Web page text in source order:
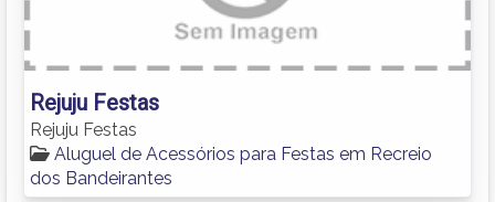
Rejuju Festas
Rejuju Festas
Aluguel de Acessórios para Festas em Recreio
dos Bandeirantes